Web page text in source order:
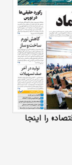
را اینجا